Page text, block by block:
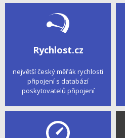
Rychlost.cz
největší český měřák rychlosti
připojení s databází
poskytovatelů připojení